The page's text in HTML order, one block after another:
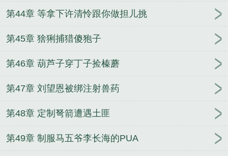
第44章 等拿下许清怜跟你做担儿挑
第45章 猞猁捕猎傻狍子
第46章 葫芦子穿丁子捡榛蘑
第47章 刘望恩被绑注射兽药
第48章 定制弩箭遭遇土匪
第49章 制服马五爷李长海的PUA